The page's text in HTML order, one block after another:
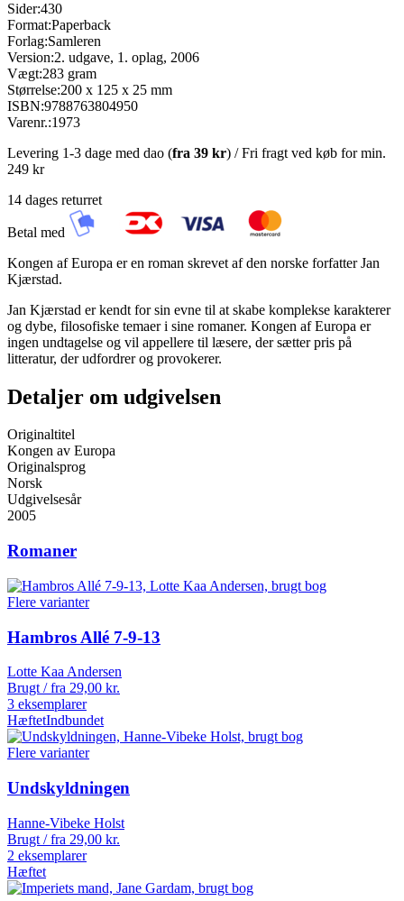
Sider:430
Format:Paperback
Forlag:Samleren
Version:2. udgave, 1. oplag, 2006
Vægt:283 gram
Størrelse:200 x 125 x 25 mm
ISBN:9788763804950
Varenr.:1973
Levering 1-3 dage med dao (fra 39 kr) / Fri fragt ved køb for min.
249 kr
14 dages returret
Betal med
Kongen af Europa er en roman skrevet af den norske forfatter Jan
Kjærstad.
Jan Kjærstad er kendt for sin evne til at skabe komplekse karakterer
og dybe, filosofiske temaer i sine romaner. Kongen af Europa er
ingen undtagelse og vil appellere til læsere, der sætter pris på
litteratur, der udfordrer og provokerer.
Detaljer om udgivelsen
Originaltitel
Kongen av Europa
Originalsprog
Norsk
Udgivelsesår
2005
Romaner
Flere varianter
Hambros Allé 7-9-13
Lotte Kaa Andersen
Brugt / fra 29,00 kr.
3 eksemplarer
HæftetIndbundet
Flere varianter
Undskyldningen
Hanne-Vibeke Holst
Brugt / fra 29,00 kr.
2 eksemplarer
Hæftet